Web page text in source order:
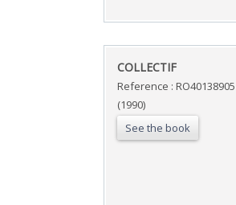
‎COLLECTIF‎
Reference : RO40138905
(1990)
See the book